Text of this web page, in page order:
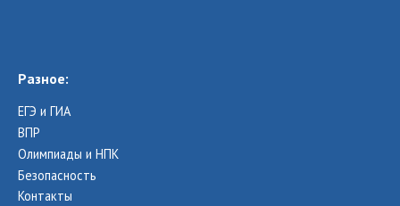
Разное:
ЕГЭ и ГИА
ВПР
Олимпиады и НПК
Безопасность
Контакты